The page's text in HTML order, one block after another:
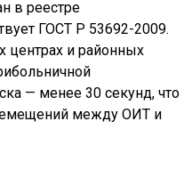
в реестре
ГОСТ Р 53692-2009.
центрах и районных
— менее 30 секунд, что
между ОИТ и